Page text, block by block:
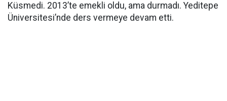
Küsmedi. 2013’te emekli oldu, ama durmadı. Yeditepe
Üniversitesi’nde ders vermeye devam etti.